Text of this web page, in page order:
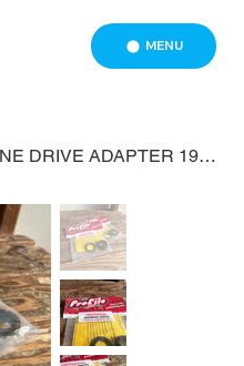
MENU
PROFILE UNIVERSAL SPLINE DRIVE ADAPTER 19mm & 22mm